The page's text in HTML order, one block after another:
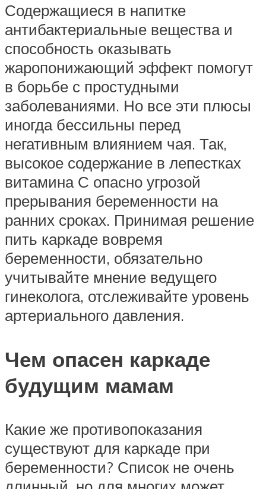
Содержащиеся в напитке
антибактериальные вещества и
способность оказывать
жаропонижающий эффект помогут
в борьбе с простудными
заболеваниями. Но все эти плюсы
иногда бессильны перед
негативным влиянием чая. Так,
высокое содержание в лепестках
витамина С опасно угрозой
прерывания беременности на
ранних сроках. Принимая решение
пить каркаде вовремя
беременности, обязательно
учитывайте мнение ведущего
гинеколога, отслеживайте уровень
артериального давления.
Чем опасен каркаде
будущим мамам
Какие же противопоказания
существуют для каркаде при
беременности? Список не очень